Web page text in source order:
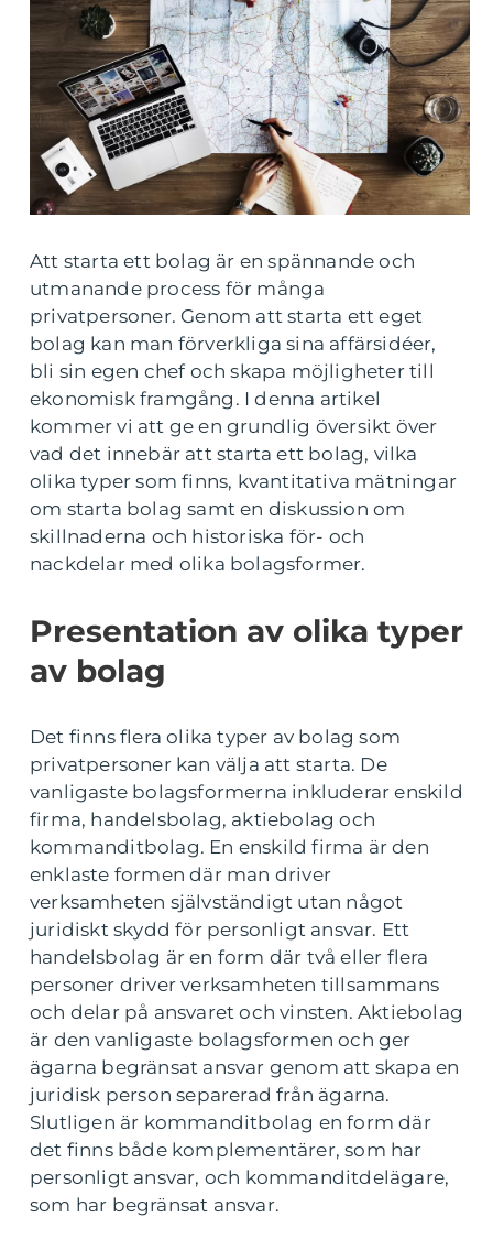
Att starta ett bolag är en spännande och
utmanande process för många
privatpersoner. Genom att starta ett eget
bolag kan man förverkliga sina affärsidéer,
bli sin egen chef och skapa möjligheter till
ekonomisk framgång. I denna artikel
kommer vi att ge en grundlig översikt över
vad det innebär att starta ett bolag, vilka
olika typer som finns, kvantitativa mätningar
om starta bolag samt en diskussion om
skillnaderna och historiska för- och
nackdelar med olika bolagsformer.
Presentation av olika typer
av bolag
Det finns flera olika typer av bolag som
privatpersoner kan välja att starta. De
vanligaste bolagsformerna inkluderar enskild
firma, handelsbolag, aktiebolag och
kommanditbolag. En enskild firma är den
enklaste formen där man driver
verksamheten självständigt utan något
juridiskt skydd för personligt ansvar. Ett
handelsbolag är en form där två eller flera
personer driver verksamheten tillsammans
och delar på ansvaret och vinsten. Aktiebolag
är den vanligaste bolagsformen och ger
ägarna begränsat ansvar genom att skapa en
juridisk person separerad från ägarna.
Slutligen är kommanditbolag en form där
det finns både komplementärer, som har
personligt ansvar, och kommanditdelägare,
som har begränsat ansvar.